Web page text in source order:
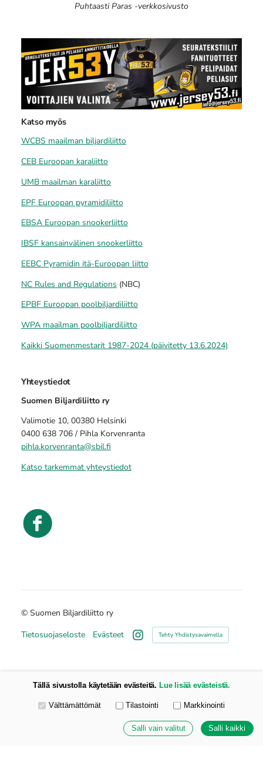
Puhtaasti Paras -verkkosivusto
Katso myös
WCBS maailman biljardiliitto
CEB Euroopan karaliitto
UMB maailman karaliitto
EPF Euroopan pyramidiliitto
EBSA Euroopan snookerliitto
IBSF kansainvälinen snookerliitto
EEBC Pyramidin itä-Euroopan liitto
NC Rules and Regulations (NBC)
EPBF Euroopan poolbiljardiliitto
WPA maailman poolbiljardiliitto
Kaikki Suomenmestarit 1987-2024 (päivitetty 13.6.2024)
Yhteystiedot
Suomen Biljardiliitto ry
Valimotie 10, 00380 Helsinki
0400 638 706 / Pihla Korvenranta
pihla.korvenranta@sbil.fi
Katso tarkemmat yhteystiedot
© Suomen Biljardiliitto ry
Tietosuojaseloste
Evästeet
Instagram
Tehty Yhdistysavaimella
Tällä sivustolla käytetään evästeitä. Lue lisää evästeistä.
Valitse käytettävät evästeet
Välttämättömät Tilastointi Markkinointi
Salli vain valitut Salli kaikki